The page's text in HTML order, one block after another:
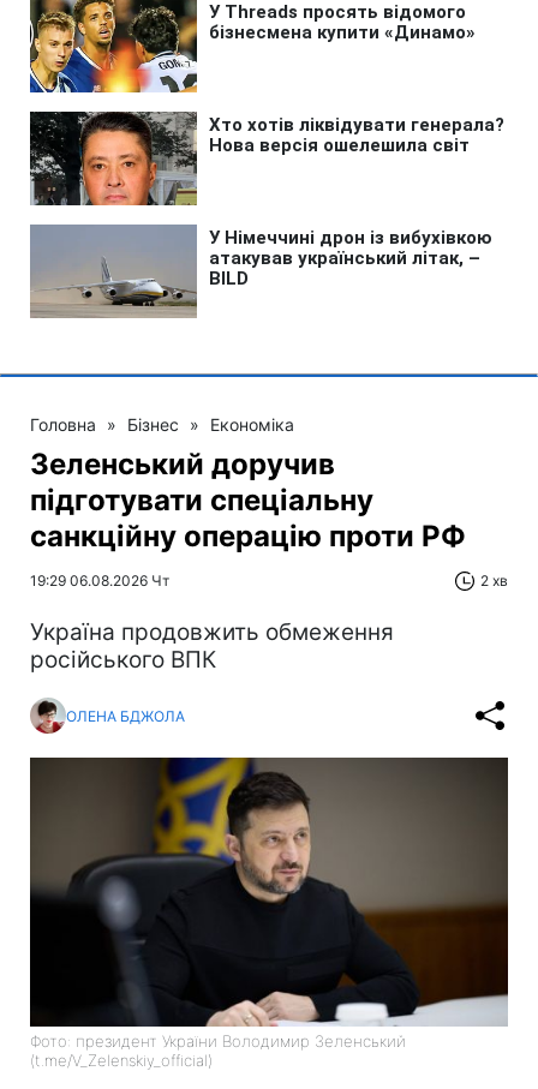
Головна » Бізнес » Економіка
Зеленський доручив
підготувати спеціальну
санкційну операцію проти РФ
19:29 06.08.2026 Чт 2 хв
Україна продовжить обмеження
російського ВПК
ОЛЕНА БДЖОЛА
Фото: президент України Володимир Зеленський
(t.me/V_Zelenskiy_official)